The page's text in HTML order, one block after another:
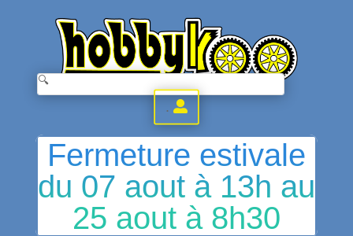
.
Fermeture estivale
du 07 aout à 13h au
25 aout à 8h30